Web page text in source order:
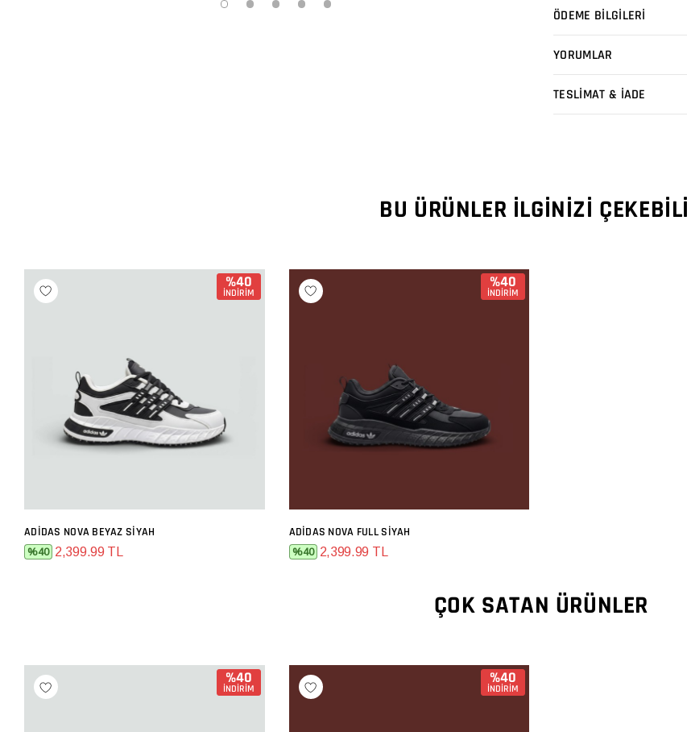
ÖDEME BİLGİLERİ
YORUMLAR
TESLİMAT & İADE
BU ÜRÜNLER İLGINIZI
%40
İNDİRİM
SEPETE EKLE
ADIDAS NOVA BEYAZ SIYAH
%40 2,399.99 TL
%40
İNDİRİM
SEPETE EKLE
ADIDAS NOVA FULL SIYAH
%40 2,399.99 TL
ÇOK SATAN ÜRÜNLER
%40
İNDİRİM
%40
İNDİRİM